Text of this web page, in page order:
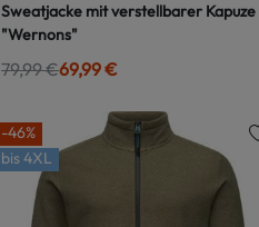
Sweatjacke mit verstellbarer Kapuze
"Wernons"
79,99 €69,99 €
-46%
bis4XL